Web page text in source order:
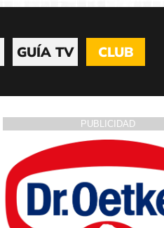
GUÍA TV CLUB
PUBLICIDAD